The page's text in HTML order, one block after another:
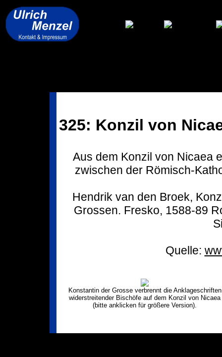
325: Konzil von
Aus dem Konzil von Nicaea
zwischen der Römisch-
Hendrik van den Broek,
Grossen. Fresko, 1588-89
Quelle:
Konstantin der Grosse verbrennt die Anklageschriften
widerstreitender Bischöfe auf dem Konzil von Nicaea
(bitte anklicken für größere Version).